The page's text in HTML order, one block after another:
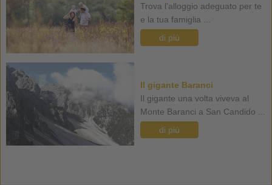
Trova l'alloggio adeguato per te
e la tua famiglia ...
di più
Il gigante Baranci
Il gigante una volta viveva al
Monte Baranci a San Candido ...
di più